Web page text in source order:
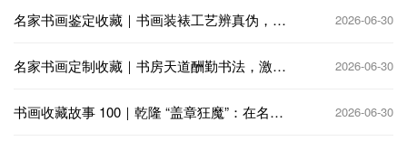
名家书画鉴定收藏｜书画装裱工艺辨真伪，老
2026-06-30
名家书画定制收藏｜书房天道酬勤书法，激励
2026-06-30
书画收藏故事 100｜乾隆 “盖章狂魔”：在名画
2026-06-30